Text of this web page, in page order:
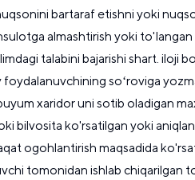
bartaraf etishni yoki
almashtirish yoki
talabini bajarishi shart. iloji
soʻroviga
xaridor uni sotib oladigan
bilvosita ko'rsatilgan yoki
ogohlantirish maqsadida
tomonidan ishlab chiqarilgan